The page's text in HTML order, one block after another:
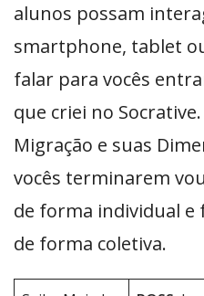
alunos possam
smartphone, tablet
falar para vocês
que criei no
Migração e suas
vocês terminarem
de forma individual e
de forma coletiva.